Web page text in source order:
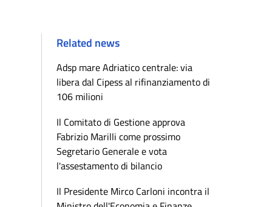
Related news
Adsp mare Adriatico centrale: via
libera dal Cipess al rifinanziamento di
106 milioni
Il Comitato di Gestione approva
Fabrizio Marilli come prossimo
Segretario Generale e vota
l'assestamento di bilancio
Il Presidente Mirco Carloni incontra il